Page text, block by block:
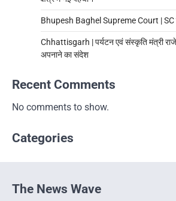
Bhupesh Baghel Supreme Court | SC
Chhattisgarh | पर्यटन एवं संस्कृति मंत्री
अपनाने का संदेश
Recent Comments
No comments to show.
Categories
The News Wave